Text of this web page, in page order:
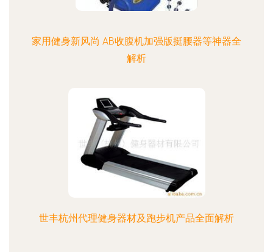
家用健身新风尚 AB收腹机加强版挺腰器等神器全
解析
世丰杭州代理健身器材及跑步机产品全面解析